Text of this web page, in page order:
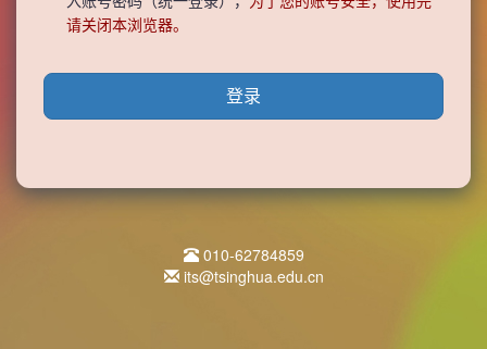
请关闭本浏览器。
登录
010-62784859
its@tsinghua.edu.cn